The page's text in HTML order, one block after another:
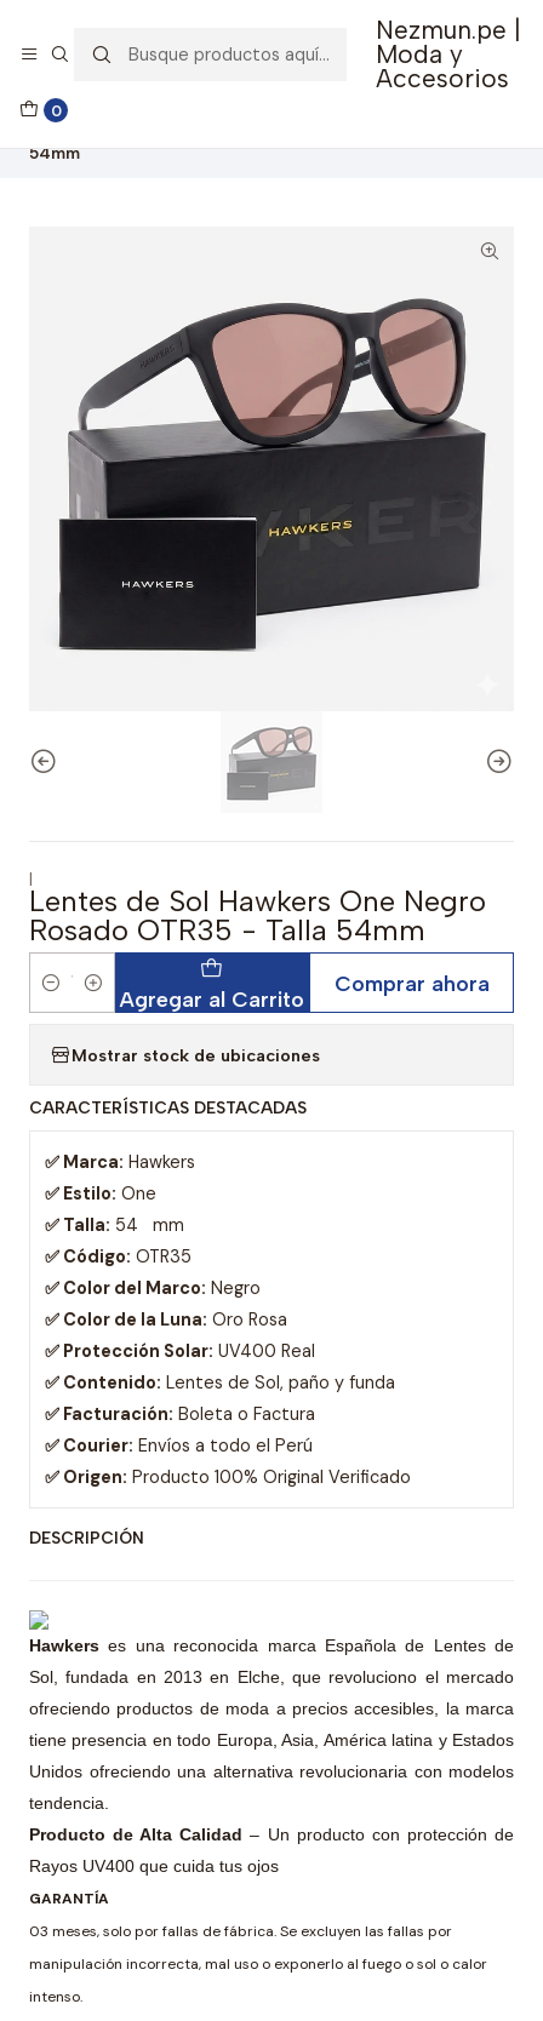
Nezmun.pe |
Moda y
Accesorios
0
🚚 Envío GRATIS por compras mayores a S/ 150
54mm
|
Lentes de Sol Hawkers One Negro
Rosado OTR35 - Talla 54mm
Cantidad Agregar al Carrito
Comprar ahora
Mostrar stock de ubicaciones
CARACTERÍSTICAS DESTACADAS
✅ Marca: Hawkers
✅ Estilo: One
✅ Talla: 54 mm
✅ Código: OTR35
✅ Color del Marco: Negro
✅ Color de la Luna: Oro Rosa
✅ Protección Solar: UV400 Real
✅ Contenido: Lentes de Sol, paño y funda
✅ Facturación: Boleta o Factura
✅ Courier: Envíos a todo el Perú
✅ Origen: Producto 100% Original Verificado
DESCRIPCIÓN
Hawkerses una reconocida marca Española de Lentes de
Sol, fundada en 2013 en Elche, que revoluciono el mercado
ofreciendo productos de moda a precios accesibles, la marca
tiene presencia en todo Europa, Asia, América latina y Estados
Unidos ofreciendo una alternativa revolucionaria con modelos
tendencia.
Producto de Alta Calidad– Un producto con protección de
Rayos UV400 que cuida tus ojos
GARANTÍA
03 meses, solo por fallas de fábrica. Se excluyen las fallas por
manipulación incorrecta, mal uso o exponerlo al fuego o sol o calor
intenso.